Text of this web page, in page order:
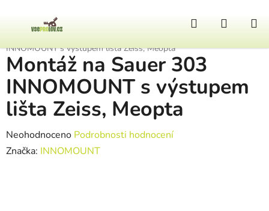
Hledat
Domů
INNOMOUNT s výstupem lišta Zeiss, Meopta
Montáž na Sauer 303
INNOMOUNT s výstupem
lišta Zeiss, Meopta
Průměrné hodnocení produktu je 0,0 z 5 hvězdiček.
Neohodnoceno Podrobnosti hodnocení
Značka: INNOMOUNT